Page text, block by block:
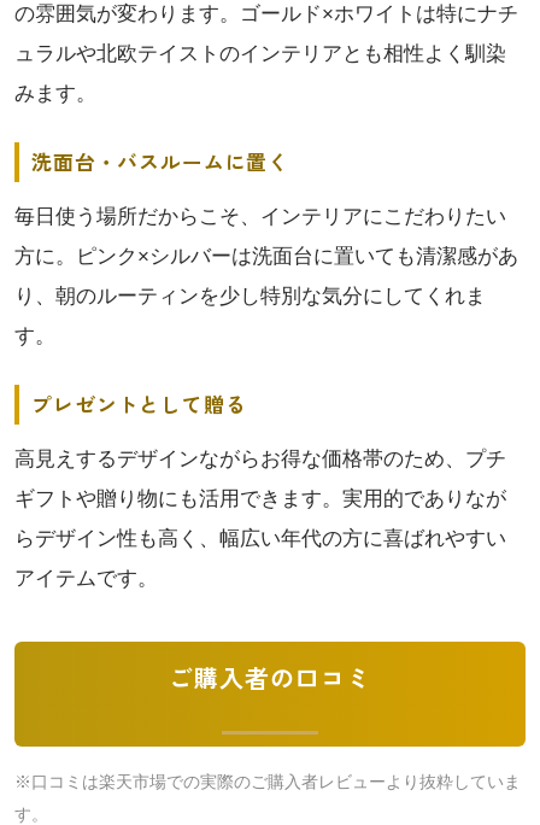
の雰囲気が変わります。ゴールド×ホワイトは特にナチ
ュラルや北欧テイストのインテリアとも相性よく馴染
みます。
洗面台・バスルームに置く
毎日使う場所だからこそ、インテリアにこだわりたい
方に。ピンク×シルバーは洗面台に置いても清潔感があ
り、朝のルーティンを少し特別な気分にしてくれま
す。
プレゼントとして贈る
高見えするデザインながらお得な価格帯のため、プチ
ギフトや贈り物にも活用できます。実用的でありなが
らデザイン性も高く、幅広い年代の方に喜ばれやすい
アイテムです。
ご購入者の口コミ
※口コミは楽天市場での実際のご購入者レビューより抜粋していま
す。